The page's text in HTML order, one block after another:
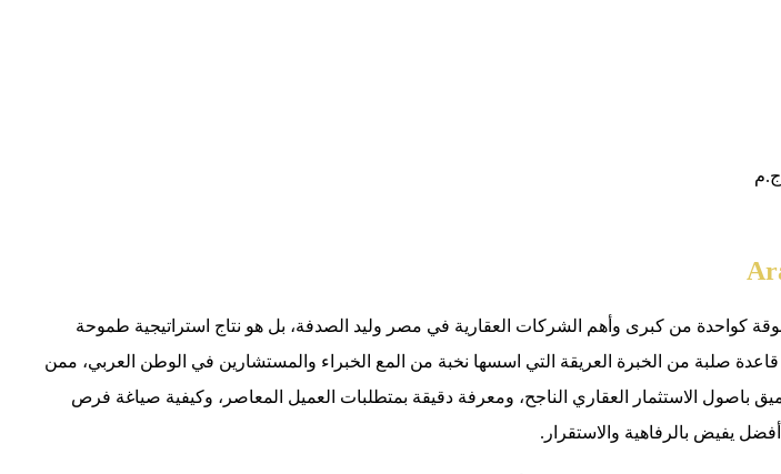
كواحدة من كبرى وأهم الشركات العقارية في مصر وليد الصدفة، بل هو نتاج استراتيجية طموحة
صلبة من الخبرة العريقة التي اسسها نخبة من المع الخبراء والمستشارين في الوطن العربي، ممن
باصول الاستثمار العقاري الناجح، ومعرفة دقيقة بمتطلبات العميل المعاصر، وكيفية صياغة فرص
يفيض بالرفاهية والاستقرار.